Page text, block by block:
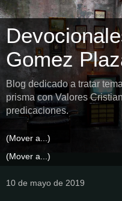
Gomez
Blog dedicado a tratar
prisma con Valores
predicaciones.
10 de mayo de 2019